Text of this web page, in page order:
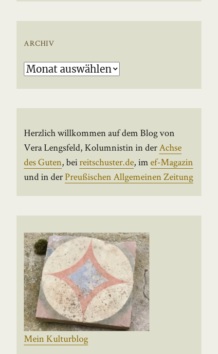
ARCHIV
Archiv
Herzlich willkommen auf dem Blog von
Vera Lengsfeld, Kolumnistin in derAchse
des Guten, beireitschuster.de, imef-Magazin
und in derPreußischen Allgemeinen Zeitung
Mein Kulturblog